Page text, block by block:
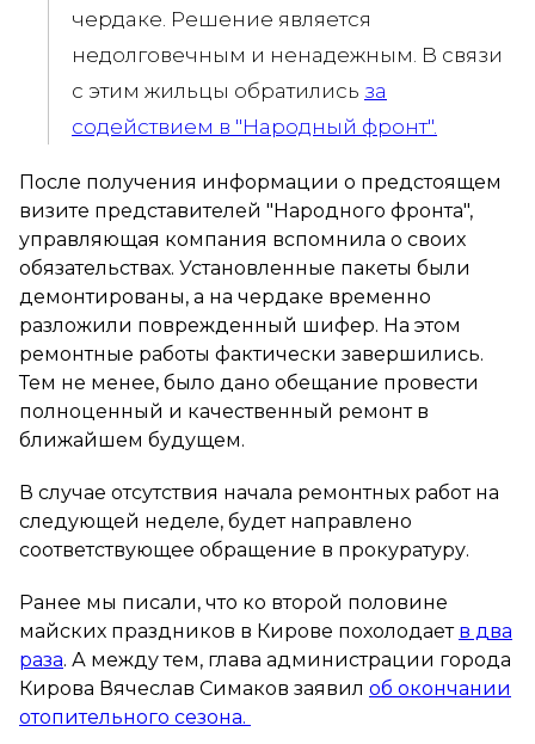
чердаке. Решение является
недолговечным и ненадежным. В связи
с этим жильцы обратились за
содействием в "Народный фронт".
После получения информации о предстоящем
визите представителей "Народного фронта",
управляющая компания вспомнила о своих
обязательствах. Установленные пакеты были
демонтированы, а на чердаке временно
разложили поврежденный шифер. На этом
ремонтные работы фактически завершились.
Тем не менее, было дано обещание провести
полноценный и качественный ремонт в
ближайшем будущем.
В случае отсутствия начала ремонтных работ на
следующей неделе, будет направлено
соответствующее обращение в прокуратуру.
Ранее мы писали, что ко второй половине
майских праздников в Кирове похолодает в два
раза. А между тем, глава администрации города
Кирова Вячеслав Симаков заявил об окончании
отопительного сезона.